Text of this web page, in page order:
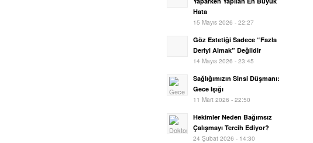
Hata
15 Mayıs 2026 - 22:27
Göz Estetiği Sadece “Fazla
Deriyi Almak” Değildir
14 Mayıs 2026 - 23:45
Sağlığımızın Sinsi Düşmanı:
Gece Işığı
11 Mart 2026 - 22:50
Hekimler Neden Bağımsız
Çalışmayı Tercih Ediyor?
24 Şubat 2026 - 14:30